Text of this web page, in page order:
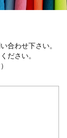
合わせ下さい。
ださい。